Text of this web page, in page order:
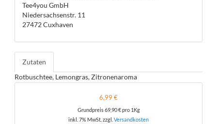
Tee4you GmbH
Niedersachsenstr. 11
27472 Cuxhaven
Zutaten
Rotbuschtee, Lemongras, Zitronenaroma
6,99 €
Grundpreis69,90 €pro 1Kg
inkl. 7% MwSt. zzgl. Versandkosten